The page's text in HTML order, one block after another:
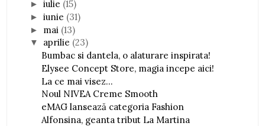
►iulie (15)
►iunie (31)
► mai (13)
▼ aprilie (23)
Bumbac si dantela, o alaturare inspirata!
Elysee Concept Store, magia incepe aici!
La ce mai visez...
Noul NIVEA Creme Smooth
eMAG lansează categoria Fashion
Alfonsina, geanta tribut La Martina